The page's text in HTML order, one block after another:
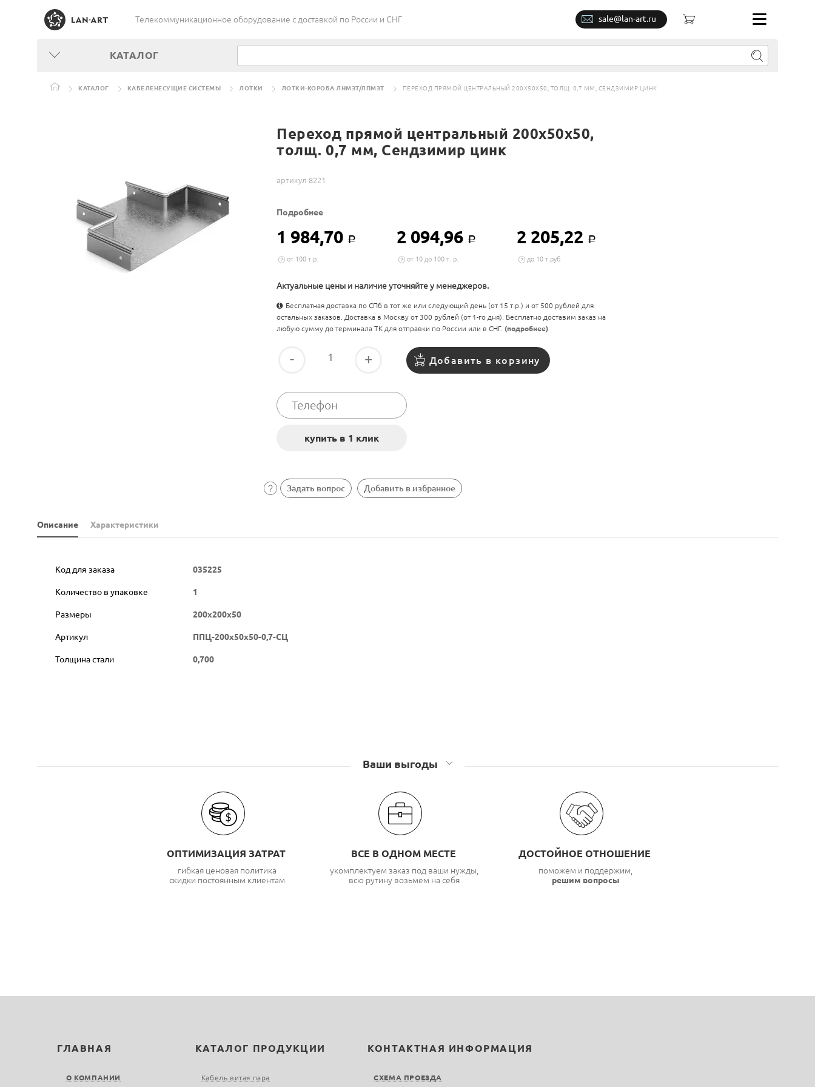
Телекоммуникационное оборудование c доставкой по России и СНГ sale@lan-art.ru
КАТАЛОГ
КАТАЛОГ КАБЕЛЕНЕСУЩИЕ СИСТЕМЫ ЛОТКИ ЛОТКИ-КОРОБА ЛНМЗТ/ЛПМЗТ ПЕРЕХОД ПРЯМОЙ ЦЕНТРАЛЬНЫЙ 200Х50Х50, ТОЛЩ. 0,7 ММ, СЕНДЗИМИР ЦИНК
Переход прямой центральный 200х50х50,
толщ. 0,7 мм, Сендзимир цинк
артикул 8221
Подробнее
1 984,70 Р 2 094,96 Р 2 205,22 Р
от 100 т.р. от 10 до 100 т. р. до 10 т.руб
Актуальные цены и наличие уточняйте у менеджеров.
Бесплатная доставка по СПб в тот же или следующий день (от 15 т.р.) и от 500 рублей для
остальных заказов. Доставка в Москву от 300 рублей (от 1-го дня). Бесплатно доставим заказ на
любую сумму до терминала ТК для отправки по России или в СНГ. (подробнее)
- + Добавить в корзину
Задать вопрос Добавить в избранное
Описание Характеристики
Код для заказа 035225
Количество в упаковке 1
Размеры 200х200х50
Артикул ППЦ-200х50х50-0,7-СЦ
Толщина стали 0,700
Ваши выгоды
ОПТИМИЗАЦИЯ ЗАТРАТ
гибкая ценовая политика
скидки постоянным клиентам
ВСЕ В ОДНОМ МЕСТЕ
укомплектуем заказ под ваши нужды,
всю рутину возьмем на себя
ДОСТОЙНОЕ ОТНОШЕНИЕ
поможем и поддержим,
решим вопросы
ГЛАВНАЯ
О КОМПАНИИ
КАТАЛОГ ПРОДУКЦИИ
Кабель витая пара
КОНТАКТНАЯ ИНФОРМАЦИЯ
СХЕМА ПРОЕЗДА